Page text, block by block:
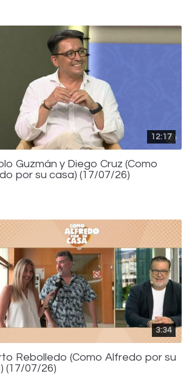
12:17
Guzmán y Diego Cruz (Como
por su casa) (17/07/26)
3:34
Rebolledo (Como Alfredo por su
(17/07/26)